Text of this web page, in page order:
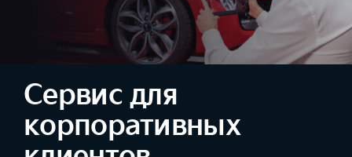
Сервис для
корпоративных